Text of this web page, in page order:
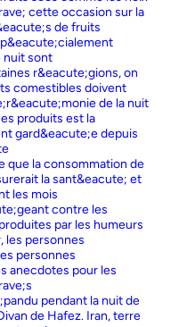
cette occasion sur la
de fruits
nuit sont
r&eacute;gions, on
comestibles doivent
de la nuit
produits est la
gard&eacute;e depuis
que la consommation de
la sant&eacute; et
les mois
contre les
par les humeurs
les personnes
personnes
anecdotes pour les
pendant la nuit de
de Hafez. Iran, terre